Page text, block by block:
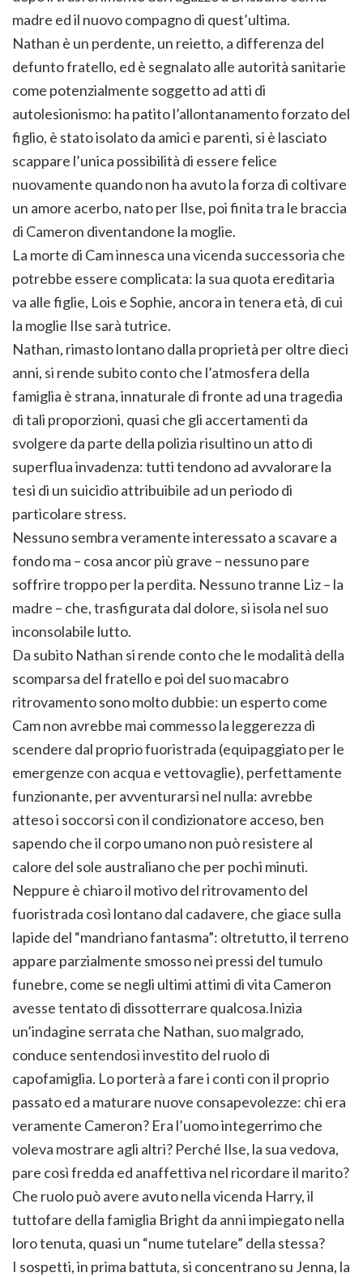
madre ed il nuovo compagno di quest’ultima.
Nathan è un perdente, un reietto, a differenza del
defunto fratello, ed è segnalato alle autorità sanitarie
come potenzialmente soggetto ad atti di
autolesionismo: ha patito l’allontanamento forzato del
figlio, è stato isolato da amici e parenti, si è lasciato
scappare l’unica possibilità di essere felice
nuovamente quando non ha avuto la forza di coltivare
un amore acerbo, nato per Ilse, poi finita tra le braccia
di Cameron diventandone la moglie.
La morte di Cam innesca una vicenda successoria che
potrebbe essere complicata: la sua quota ereditaria
va alle figlie, Lois e Sophie, ancora in tenera età, di cui
la moglie Ilse sarà tutrice.
Nathan, rimasto lontano dalla proprietà per oltre dieci
anni, si rende subito conto che l’atmosfera della
famiglia è strana, innaturale di fronte ad una tragedia
di tali proporzioni, quasi che gli accertamenti da
svolgere da parte della polizia risultino un atto di
superflua invadenza: tutti tendono ad avvalorare la
tesi di un suicidio attribuibile ad un periodo di
particolare stress.
Nessuno sembra veramente interessato a scavare a
fondo ma – cosa ancor più grave – nessuno pare
soffrire troppo per la perdita. Nessuno tranne Liz – la
madre – che, trasfigurata dal dolore, si isola nel suo
inconsolabile lutto.
Da subito Nathan si rende conto che le modalità della
scomparsa del fratello e poi del suo macabro
ritrovamento sono molto dubbie: un esperto come
Cam non avrebbe mai commesso la leggerezza di
scendere dal proprio fuoristrada (equipaggiato per le
emergenze con acqua e vettovaglie), perfettamente
funzionante, per avventurarsi nel nulla: avrebbe
atteso i soccorsi con il condizionatore acceso, ben
sapendo che il corpo umano non può resistere al
calore del sole australiano che per pochi minuti.
Neppure è chiaro il motivo del ritrovamento del
fuoristrada così lontano dal cadavere, che giace sulla
lapide del “mandriano fantasma”: oltretutto, il terreno
appare parzialmente smosso nei pressi del tumulo
funebre, come se negli ultimi attimi di vita Cameron
avesse tentato di dissotterrare qualcosa.Inizia
un’indagine serrata che Nathan, suo malgrado,
conduce sentendosi investito del ruolo di
capofamiglia. Lo porterà a fare i conti con il proprio
passato ed a maturare nuove consapevolezze: chi era
veramente Cameron? Era l’uomo integerrimo che
voleva mostrare agli altri? Perché Ilse, la sua vedova,
pare così fredda ed anaffettiva nel ricordare il marito?
Che ruolo può avere avuto nella vicenda Harry, il
tuttofare della famiglia Bright da anni impiegato nella
loro tenuta, quasi un “nume tutelare” della stessa?
I sospetti, in prima battuta, si concentrano su Jenna, la